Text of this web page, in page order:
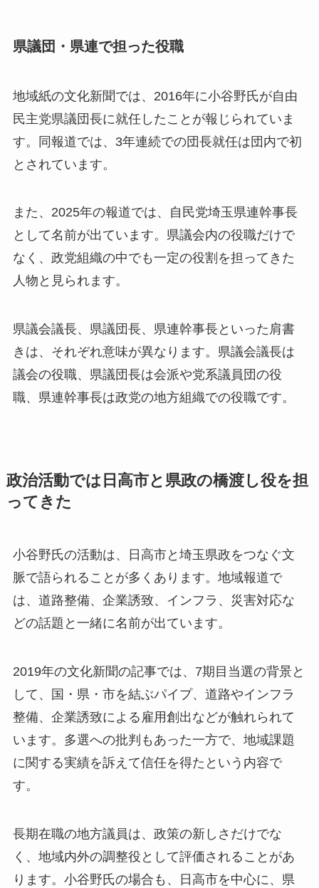
県議団・県連で担った役職
地域紙の文化新聞では、2016年に小谷野氏が自由
民主党県議団長に就任したことが報じられていま
す。同報道では、3年連続での団長就任は団内で初
とされています。
また、2025年の報道では、自民党埼玉県連幹事長
として名前が出ています。県議会内の役職だけで
なく、政党組織の中でも一定の役割を担ってきた
人物と見られます。
県議会議長、県議団長、県連幹事長といった肩書
きは、それぞれ意味が異なります。県議会議長は
議会の役職、県議団長は会派や党系議員団の役
職、県連幹事長は政党の地方組織での役職です。
政治活動では日高市と県政の橋渡し役を担
ってきた
小谷野氏の活動は、日高市と埼玉県政をつなぐ文
脈で語られることが多くあります。地域報道で
は、道路整備、企業誘致、インフラ、災害対応な
どの話題と一緒に名前が出ています。
2019年の文化新聞の記事では、7期目当選の背景と
して、国・県・市を結ぶパイプ、道路やインフラ
整備、企業誘致による雇用創出などが触れられて
います。多選への批判もあった一方で、地域課題
に関する実績を訴えて信任を得たという内容で
す。
長期在職の地方議員は、政策の新しさだけでな
く、地域内外の調整役として評価されることがあ
ります。小谷野氏の場合も、日高市を中心に、県